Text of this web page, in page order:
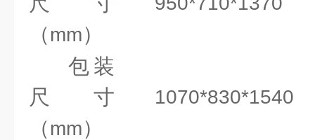
（mm）
包装
尺寸
（mm）
1070*830*1540